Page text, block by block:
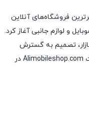
فروشگاه‌های آنلاین
و لوازم جانبی آغاز کرد.
تصمیم به گسترش
خدمات خود گرفت و به همین منظور، وبسایت Alimobileshop.com در